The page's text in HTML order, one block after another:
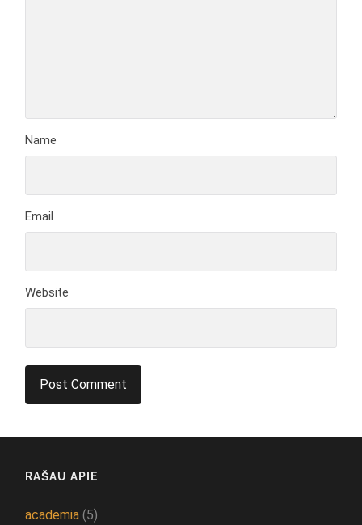
Name
Email
Website
RAŠAU APIE
academia (5)